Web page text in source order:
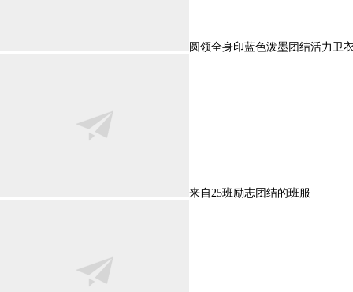
圆领全身印蓝色泼墨团结活力卫
来自25班励志团结的班服